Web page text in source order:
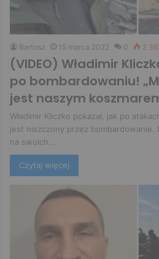
Bartosz 15 marca 2022 0 2
(VIDEO) Władimir
po bombardowaniu!
jest naszym
Władimir Kliczko pokazał, jak po
jest niszczony przez bombardowanie.
na swoich…
Czytaj więcej